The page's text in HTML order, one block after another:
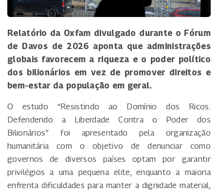
Relatório da Oxfam divulgado durante o Fórum
de Davos de 2026 aponta que administrações
globais favorecem a riqueza e o poder político
dos bilionários em vez de promover direitos e
bem-estar da população em geral.
O estudo “Resistindo ao Domínio dos Ricos:
Defendendo a Liberdade Contra o Poder dos
Bilionários” foi apresentado pela organização
humanitária com o objetivo de denunciar como
governos de diversos países optam por garantir
privilégios a uma pequena elite, enquanto a maioria
enfrenta dificuldades para manter a dignidade material,